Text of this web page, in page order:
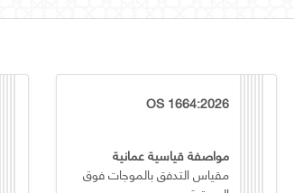
OS 1664:2026
مواصفة قياسية عمانية
مقياس التدفق بالموجات فوق